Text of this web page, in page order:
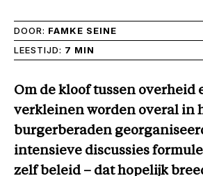
DOOR: FAMKE SEINE
LEESTIJD: 7 MIN
Om de kloof tussen overheid
verkleinen worden overal in
burgerberaden
intensieve discussies
zelf beleid – dat hopelijk